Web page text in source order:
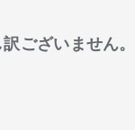
ございません